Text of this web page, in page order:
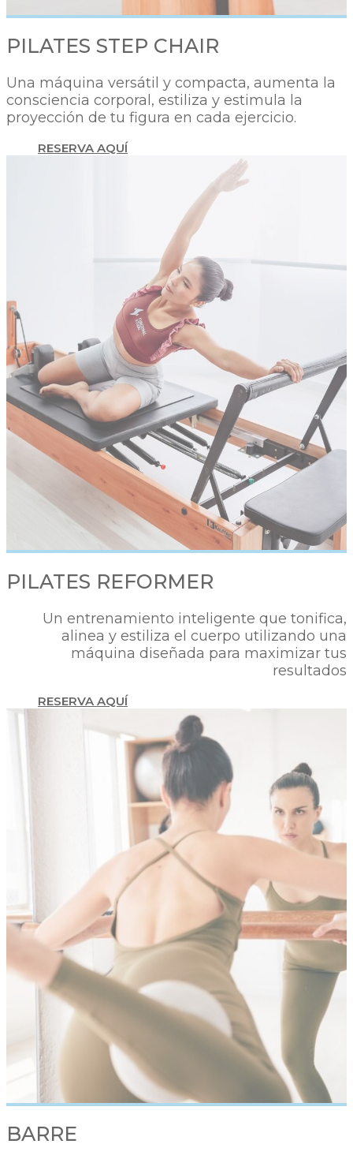
PILATES STEP CHAIR​
Una máquina versátil y compacta, aumenta la
consciencia corporal, estiliza y estimula la
proyección de tu figura en cada ejercicio.
RESERVA AQUÍ
PILATES REFORMER
Un entrenamiento inteligente que tonifica,
alinea y estiliza el cuerpo utilizando una
máquina diseñada para maximizar tus
resultados
RESERVA AQUÍ
BARRE